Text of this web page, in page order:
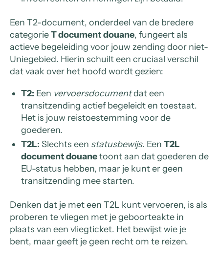
Een T2-document, onderdeel van de bredere
categorieT document douane, fungeert als
actieve begeleiding voor jouw zending door niet-
Uniegebied. Hierin schuilt een cruciaal verschil
dat vaak over het hoofd wordt gezien:
T2: Een vervoersdocumentdat een
transitzending actief begeleidt en toestaat.
Het is jouw reistoestemming voor de
goederen.
T2L: Slechts een statusbewijs. Een T2L
document douanetoont aan dat goederen de
EU-status hebben, maar je kunt er geen
transitzending mee starten.
Denken dat je met een T2L kunt vervoeren, is als
proberen te vliegen met je geboorteakte in
plaats van een vliegticket. Het bewijst wie je
bent, maar geeft je geen recht om te reizen.